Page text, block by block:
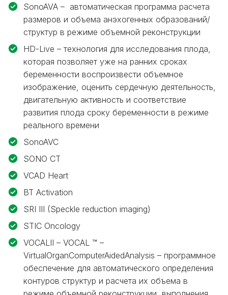
SonoAVA – автоматическая программа расчета
размеров и объема анэхогенных образований/
структур в режиме объемной реконструкции
HD-Live – технология для исследования плода,
которая позволяет уже на ранних сроках
беременности воспроизвести объемное
изображение, оценить сердечную деятельность,
двигательную активность и соответствие
развития плода сроку беременности в режиме
реального времени
SonoAVC
SONO CT
VCAD Heart
BT Activation
SRI III (Speckle reduction imaging)
STIC Oncology
VOCALII – VOCAL ™ –
VirtualOrganComputerAidedAnalysis – программное
обеспечение для автоматического определения
контуров структур и расчета их объема в